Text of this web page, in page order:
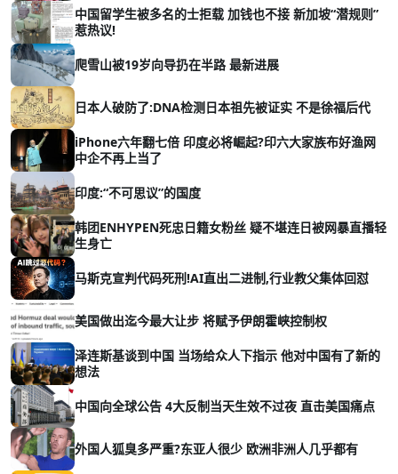
中国留学生被多名的士拒载 加钱也不接 新加坡“潜规则”
惹热议!
爬雪山被19岁向导扔在半路 最新进展
日本人破防了:DNA检测日本祖先被证实 不是徐福后代
iPhone六年翻七倍 印度必将崛起?印六大家族布好渔网
中企不再上当了
印度:“不可思议”的国度
韩团ENHYPEN死忠日籍女粉丝 疑不堪连日被网暴直播轻
生身亡
马斯克宣判代码死刑!AI直出二进制,行业教父集体回怼
美国做出迄今最大让步 将赋予伊朗霍峡控制权
泽连斯基谈到中国 当场给众人下指示 他对中国有了新的
想法
中国向全球公告 4大反制当天生效不过夜 直击美国痛点
外国人狐臭多严重?东亚人很少 欧洲非洲人几乎都有